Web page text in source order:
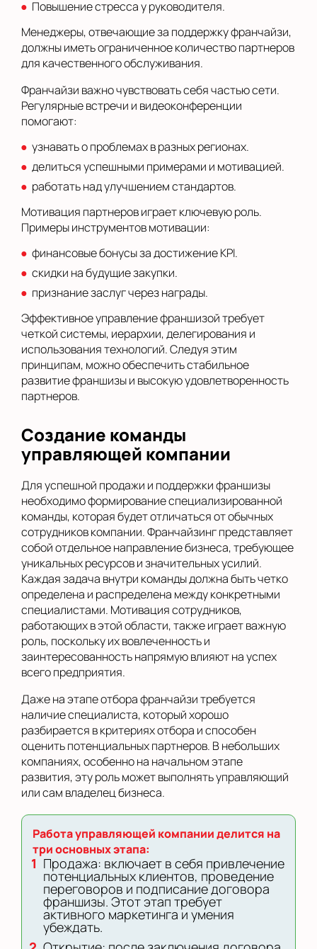
Повышение стресса у руководителя.
Менеджеры, отвечающие за поддержку франчайзи,
должны иметь ограниченное количество партнеров
для качественного обслуживания.
Франчайзи важно чувствовать себя частью сети.
Регулярные встречи и видеоконференции
помогают:
узнавать о проблемах в разных регионах.
делиться успешными примерами и мотивацией.
работать над улучшением стандартов.
Мотивация партнеров играет ключевую роль.
Примеры инструментов мотивации:
финансовые бонусы за достижение KPI.
скидки на будущие закупки.
признание заслуг через награды.
Эффективное управление франшизой требует
четкой системы, иерархии, делегирования и
использования технологий. Следуя этим
принципам, можно обеспечить стабильное
развитие франшизы и высокую удовлетворенность
партнеров.
Создание команды
управляющей компании
Для успешной продажи и поддержки франшизы
необходимо формирование специализированной
команды, которая будет отличаться от обычных
сотрудников компании. Франчайзинг представляет
собой отдельное направление бизнеса, требующее
уникальных ресурсов и значительных усилий.
Каждая задача внутри команды должна быть четко
определена и распределена между конкретными
специалистами. Мотивация сотрудников,
работающих в этой области, также играет важную
роль, поскольку их вовлеченность и
заинтересованность напрямую влияют на успех
всего предприятия.
Даже на этапе отбора франчайзи требуется
наличие специалиста, который хорошо
разбирается в критериях отбора и способен
оценить потенциальных партнеров. В небольших
компаниях, особенно на начальном этапе
развития, эту роль может выполнять управляющий
или сам владелец бизнеса.
Работа управляющей компании делится на
три основных этапа:
Продажа: включает в себя привлечение
потенциальных клиентов, проведение
переговоров и подписание договора
франшизы. Этот этап требует
активного маркетинга и умения
убеждать.